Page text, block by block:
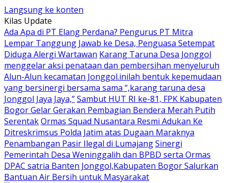
Langsung ke konten
Kilas Update
Ada Apa di PT Elang Perdana? Pengurus PT Mitra
Lempar Tanggung Jawab ke Desa, Penguasa Setempat
Diduga Alergi Wartawan Karang Taruna Desa Jonggol
menggelar aksi penataan dan pembersihan menyeluruh
Alun-Alun kecamatan Jonggol.inilah bentuk kepemudaan
yang bersinergi bersama sama “,karang taruna desa
Jonggol Jaya Jaya,”Sambut HUT RI ke-81, FPK Kabupaten
Bogor Gelar Gerakan Pembagian Bendera Merah Putih
SerentakOrmas Squad Nusantara Resmi Adukan Ke
Ditreskrimsus Polda Jatim atas Dugaan Maraknya
Penambangan Pasir Ilegal di LumajangSinergi
Pemerintah Desa Weninggalih dan BPBD serta Ormas
DPAC satria Banten Jonggol,Kabupaten Bogor Salurkan
Bantuan Air Bersih untuk Masyarakat